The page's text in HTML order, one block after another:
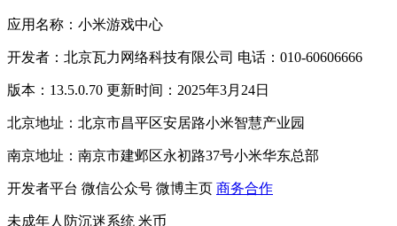
应用名称：小米游戏中心
开发者：北京瓦力网络科技有限公司 电话：010-60606666
版本：13.5.0.70 更新时间：2025年3月24日
北京地址：北京市昌平区安居路小米智慧产业园
南京地址：南京市建邺区永初路37号小米华东总部
开发者平台 微信公众号 微博主页 商务合作
未成年人防沉迷系统 米币